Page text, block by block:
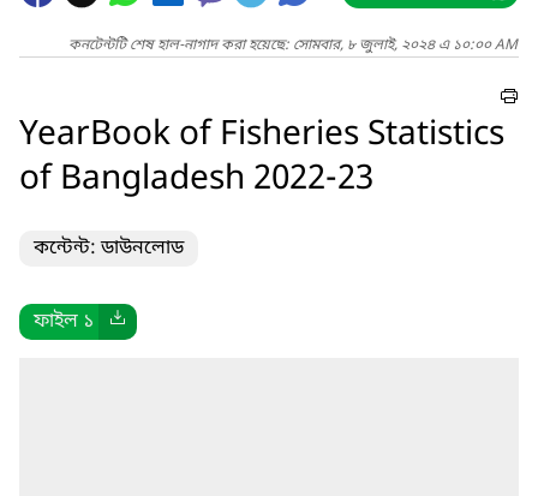
কনটেন্টটি শেষ হাল-নাগাদ করা হয়েছে: সোমবার, ৮ জুলাই, ২০২৪ এ ১০:০০ AM
YearBook of Fisheries Statistics
of Bangladesh 2022-23
কন্টেন্ট: ডাউনলোড
ফাইল ১